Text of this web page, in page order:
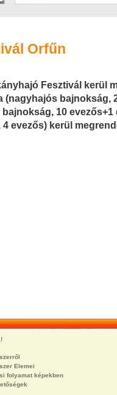
Orfűn
Fesztivál kerül
(nagyhajós bajnokság,
10
evezős) kerül
Elemei
folyamat képekben